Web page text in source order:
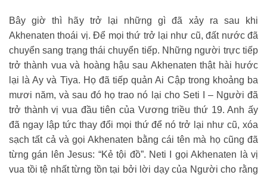
Bây giờ thì hãy trở lại những gì đã xảy ra sau khi
Akhenaten thoái vị. Để mọi thứ trở lại như cũ, đất nước đã
chuyển sang trạng thái chuyển tiếp. Những người trực tiếp
trở thành vua và hoàng hậu sau Akhenaten thật hài hước
lại là Ay và Tiya. Họ đã tiếp quản Ai Cập trong khoảng ba
mươi năm, và sau đó họ trao nó lại cho Seti I – Người đã
trở thành vị vua đầu tiên của Vương triều thứ 19. Anh ấy
đã ngay lập tức thay đổi mọi thứ để nó trở lại như cũ, xóa
sạch tất cả và gọi Akhenaten bằng cái tên mà họ cũng đã
từng gán lên Jesus: “Kẻ tội đồ”. Neti I gọi Akhenaten là vị
vua tồi tệ nhất từng tồn tại bởi lời dạy của Người cho rằng